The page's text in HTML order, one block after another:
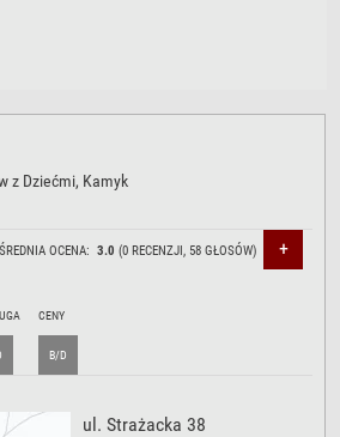
z Dziećmi, Kamyk
ŚREDNIA OCENA:3.0 (0 RECENZJI, 58 GŁOSÓW) +
CENY
B/D
ul. Strażacka 38